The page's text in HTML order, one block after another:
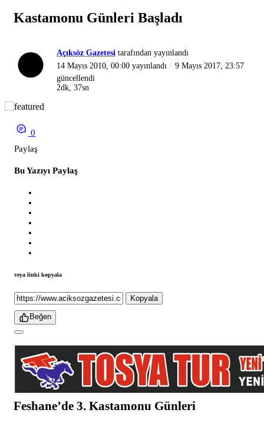
12:08
Tarım Orman Müdürlüğü Ekipleri Ekili Alanda Saha Denetiminde
MHP İlçe Teşkilatında Kongre Hazırlığı
Kastamonu Günleri Başladı
Açıksöz Gazetesi tarafından yayınlandı
14 Mayıs 2010, 00:00 yayınlandı
9 Mayıs 2017, 23:57
güncellendi
2dk, 37sn
0
Paylaş
Bu Yazıyı Paylaş
veya linki kopyala
Kopyala
Beğen
Feshane’de 3. Kastamonu Günleri